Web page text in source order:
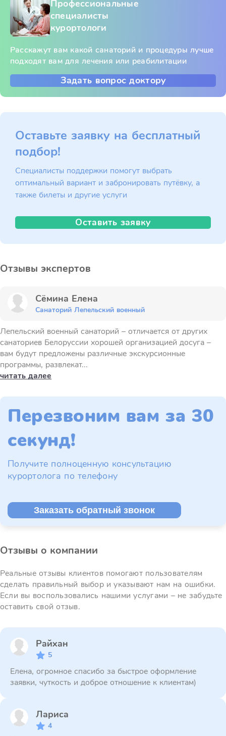
Профессиональные
специалисты
курортологи
Расскажут вам какой санаторий и процедуры лучше
подходят вам для лечения или реабилитации
Задать вопрос доктору
Оставьте заявку на бесплатный
подбор!
Специалисты поддержки помогут выбрать
оптимальный вариант и забронировать путёвку, а
также билеты и другие услуги
Оставить заявку
Отзывы экспертов
Сёмина Елена
Санаторий Лепельский военный
Лепельский военный санаторий – отличается от других
санаториев Белоруссии хорошей организацией досуга –
вам будут предложены различные экскурсионные
программы, развлекат...
читать далее
Перезвоним вам за 30
секунд!
Получите полноценную консультацию
курортолога по телефону
Заказать обратный звонок
Отзывы о компании
Реальные отзывы клиентов помогают пользователям
сделать правильный выбор и указывают нам на ошибки.
Если вы воспользовались нашими услугами – не забудьте
оставить свой отзыв.
Райхан
5
Елена, огромное спасибо за быстрое оформление
заявки, чуткость и доброе отношение к клиентам)
Лариса
4